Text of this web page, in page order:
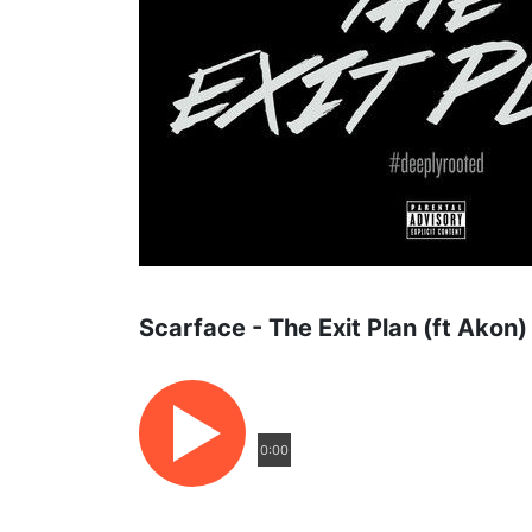
Scarface - The Exit Plan (ft Akon)
0:00